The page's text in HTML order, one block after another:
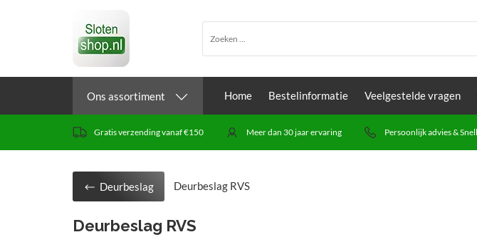
Ons assortiment Home Bestelinformatie Veelgestelde vragen
Gratis verzending vanaf €150 Meer dan 30 jaar ervaring Persoonlijk advies &
Deurbeslag Deurbeslag RVS
Deurbeslag RVS